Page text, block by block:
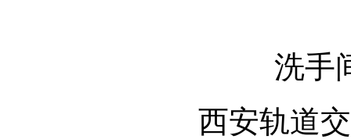
洗手
西安轨道